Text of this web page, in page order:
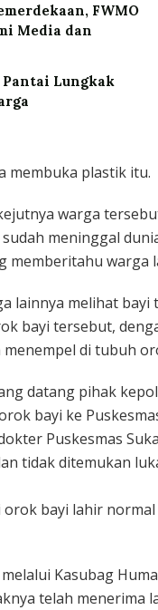
FWMO
Media dan
Pantai Lungkak
membuka plastik itu.
warga
meninggal
memberitahu warga
lainnya melihat
bayi tersebut,
menempel di tubuh
datang pihak
bayi ke
Puskesmas
tidak ditemukan
bayi lahir
Kasubag
telah menerima